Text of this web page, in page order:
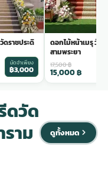
ดราชประดิ
มัดจำเพียง
฿3,000
ดอกไม้หน้าเมรุ วัด
สามพระยา
17,500฿
15,000฿
ดวัด
าม
ดูทั้งหมด